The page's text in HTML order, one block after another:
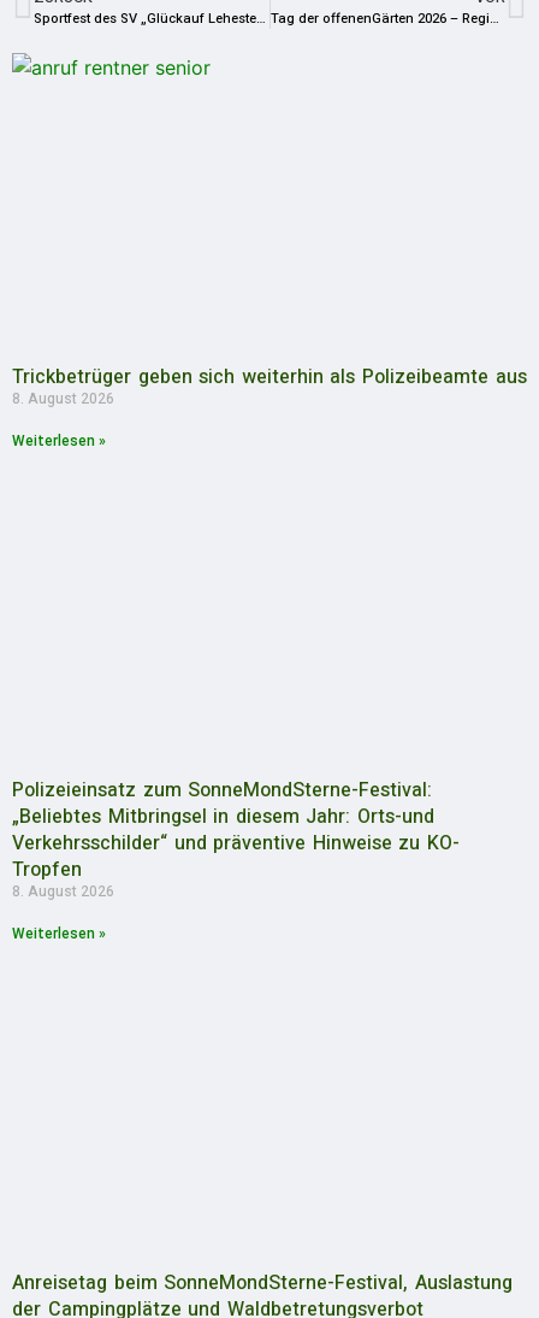
Sportfest des SV „Glückauf Lehesten“ e. V. vom 12. bis 14. Juni 2026 Tag der offenenGärten 2026 – Region Bad Lobenstein
Trickbetrüger geben sich weiterhin als Polizeibeamte aus
8. August 2026
Weiterlesen »
Polizeieinsatz zum SonneMondSterne-Festival:
„Beliebtes Mitbringsel in diesem Jahr: Orts-und
Verkehrsschilder“ und präventive Hinweise zu KO-
Tropfen
8. August 2026
Weiterlesen »
Anreisetag beim SonneMondSterne-Festival, Auslastung
der Campingplätze und Waldbetretungsverbot